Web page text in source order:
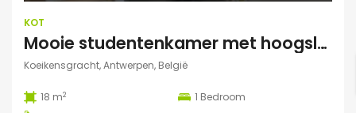
KOT
Mooie studentenkamer met hoogslaper en grote gemeenschappelijke ruimte/terras in Campus Eilandje
Koeikensgracht, Antwerpen, België
18 m2 1 Bedroom